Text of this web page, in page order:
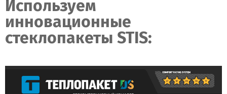
Используем
инновационные
стеклопакеты STIS: